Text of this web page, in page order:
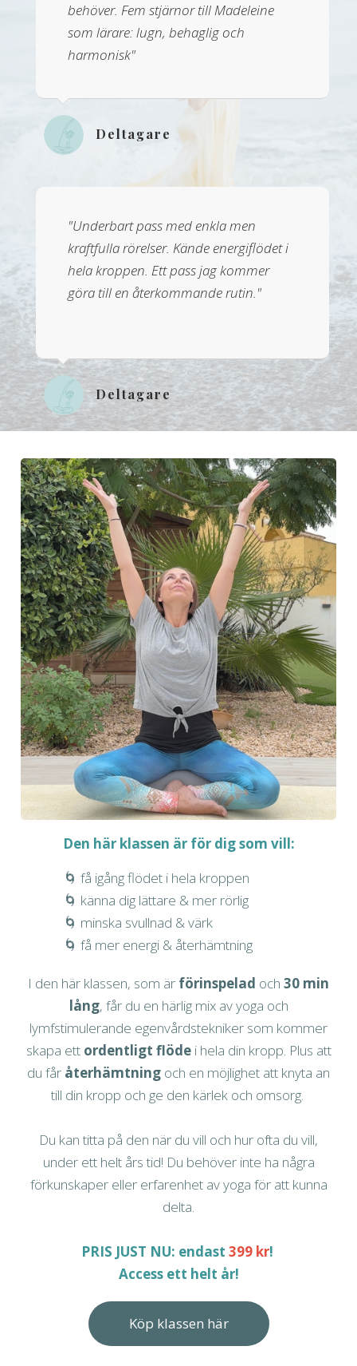
behöver. Fem stjärnor till Madeleine
som lärare: lugn, behaglig och
harmonisk"
Deltagare
"Underbart pass med enkla men
kraftfulla rörelser. Kände energiflödet i
hela kroppen. Ett pass jag kommer
göra till en återkommande rutin."
Deltagare
Den här klassen är för digsom vill:
🌀 få igång flödet i hela kroppen
🌀 känna dig lättare & mer rörlig
🌀 minska svullnad & värk
🌀 få mer energi & återhämtning
I den här klassen, som är förinspelad och 30 min
lång, får du en härlig mix av yoga och
lymfstimulerande egenvårdstekniker som kommer
skapa ett ordentligt flödei hela din kropp. Plus att
du får återhämtning och en möjlighet att knyta an
till din kropp och ge den kärlek och omsorg.
Du kan titta på den när du vill och hur ofta du vill,
under ett helt års tid! Du behöver inte ha några
förkunskaper eller erfarenhet av yoga för att kunna
delta.
PRIS JUST NU: endast 399 kr!
Access ett helt år!
Köp klassen här